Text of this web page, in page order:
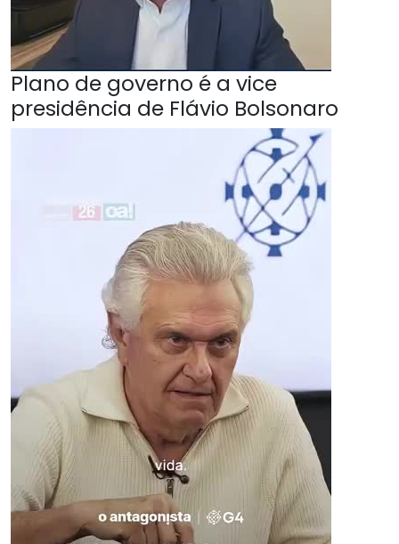
Plano de governo é a vice
presidência de Flávio Bolsonaro